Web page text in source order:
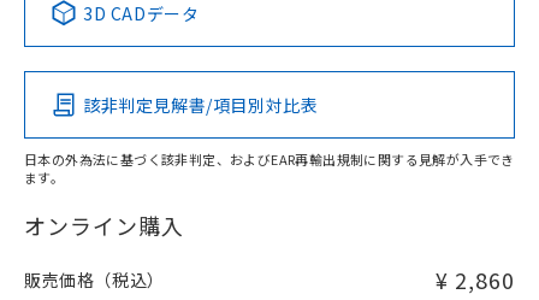
Pb Hg Cd Cr(VI)
O
在庫等で未対応品が混在する可能性があります。
問い合わせください。
この製品の規格認証/適合状況ページへ
その他の認証はこちらのページからご検索ください
3D CADデータ
該非判定見解書/項目別対比表
日本の外為法に基づく該非判定、およびEAR再輸出規制に関する見解が入手でき
ます。
オンライン購入
販売価格（税込） ¥ 2,860
していることから、特段のことがない限
り、2022年1月12日より割愛しておりま
す。